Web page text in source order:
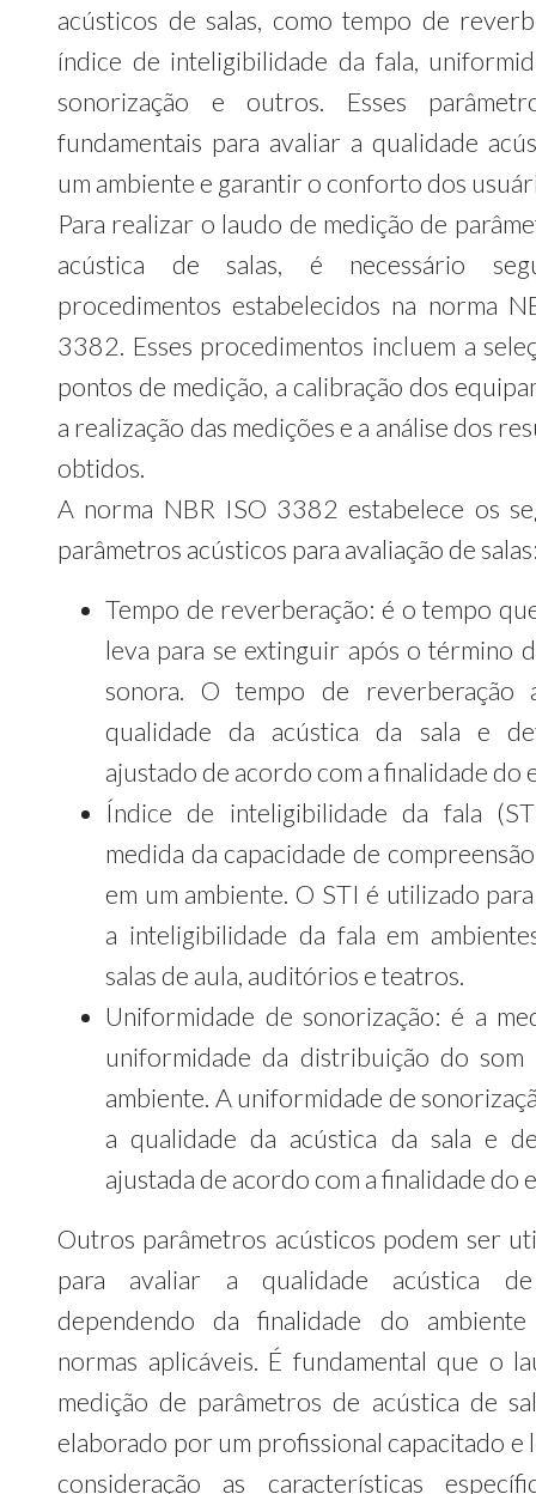
acústicos de salas, como tempo de
índice de inteligibilidade da fala,
sonorização e outros. Esses
fundamentais para avaliar a qualidade
um ambiente e garantir o conforto dos
Para realizar o laudo de medição de
acústica de salas, é necessário
procedimentos estabelecidos na norma
3382. Esses procedimentos incluem a
pontos de medição, a calibração dos
a realização das medições e a análise dos
obtidos.
A norma NBR ISO 3382 estabelece os
parâmetros acústicos para avaliação de
Tempo de reverberação: é o tempo
leva para se extinguir após o término
sonora. O tempo de reverberação
qualidade da acústica da sala e
ajustado de acordo com a finalidade do
Índice de inteligibilidade da fala
medida da capacidade de
em um ambiente. O STI é utilizado
a inteligibilidade da fala em
salas de aula, auditórios e teatros.
Uniformidade de sonorização: é a
uniformidade da distribuição do som
ambiente. A uniformidade de
a qualidade da acústica da sala e
ajustada de acordo com a finalidade do
Outros parâmetros acústicos podem ser
para avaliar a qualidade acústica de
dependendo da finalidade do
normas aplicáveis. É fundamental que o
medição de parâmetros de acústica de
elaborado por um profissional capacitado e
consideração as características